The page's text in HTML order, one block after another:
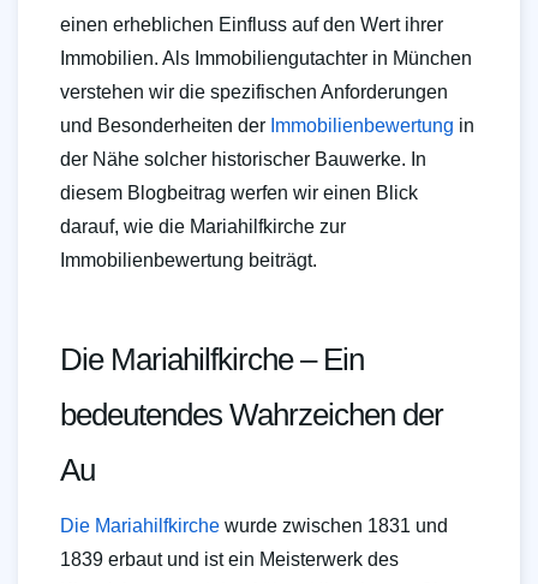
einen erheblichen Einfluss auf den Wert ihrer
Immobilien. Als Immobiliengutachter in München
verstehen wir die spezifischen Anforderungen
und Besonderheiten der Immobilienbewertung in
der Nähe solcher historischer Bauwerke. In
diesem Blogbeitrag werfen wir einen Blick
darauf, wie die Mariahilfkirche zur
Immobilienbewertung beiträgt.
Die Mariahilfkirche – Ein
bedeutendes Wahrzeichen der
Au
Die Mariahilfkirche wurde zwischen 1831 und
1839 erbaut und ist ein Meisterwerk des